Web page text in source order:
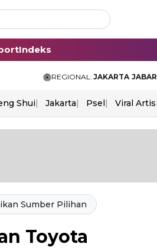
Indeks
REGIONAL: JAKARTA JABAR
Shui Jakarta Psel Viral Artis
Sumber Pilihan
Toyota